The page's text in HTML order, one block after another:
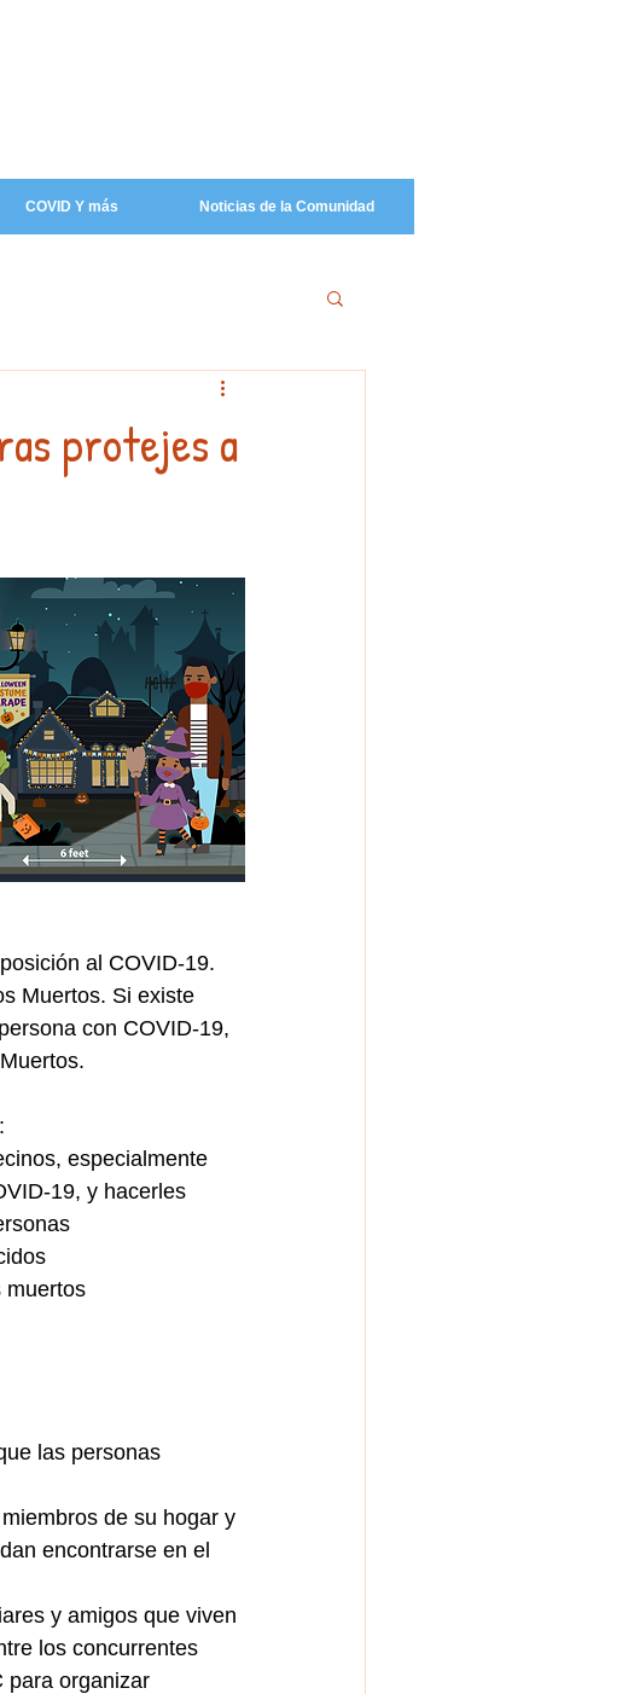
COVID Y más Noticias de la Comunidad
protejes a
al COVID-19.
Muertos. Si existe
con COVID-19,
especialmente
19, y hacerles
muertos
las personas
de su hogar y
encontrarse en el
y amigos que viven
los concurrentes
para organizar